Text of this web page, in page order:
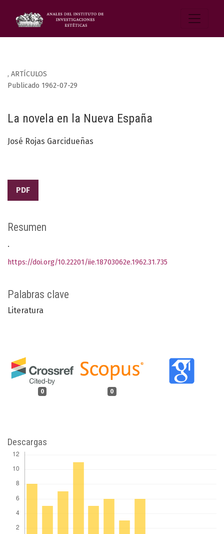
, ARTÍCULOS
La novela en la Nueva España
Publicado 1962-07-29
José Rojas Garcidueñas
PDF
Palabras clave
Literatura
0 0
Resumen
.
https://doi.org/10.22201/iie.18703062e.1962.31.735
Descargas